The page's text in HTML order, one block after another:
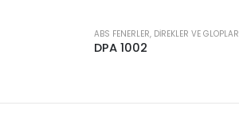
ABS FENERLER, DIREKLER VE GLOPLAR
DPA 1002